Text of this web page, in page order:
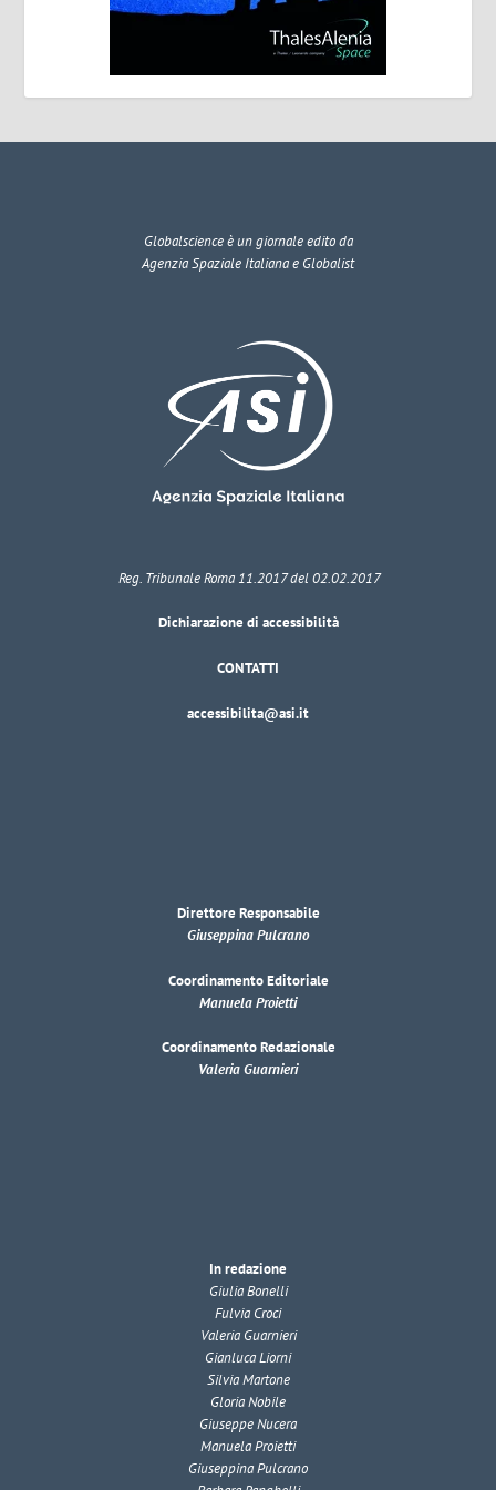
Globalscienceè un giornale edito da
Agenzia Spaziale Italiana e Globalist
Reg. Tribunale Roma 11.2017 del 02.02.2017
Dichiarazione di accessibilità
CONTATTI
accessibilita@asi.it
Direttore Responsabile
Giuseppina Pulcrano
Coordinamento Editoriale
Manuela Proietti
Coordinamento Redazionale
Valeria Guarnieri
In redazione
Giulia Bonelli
Fulvia Croci
Valeria Guarnieri
Gianluca Liorni
Silvia Martone
Gloria Nobile
Giuseppe Nucera
Manuela Proietti
Giuseppina Pulcrano